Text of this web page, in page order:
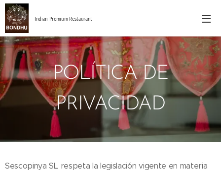
Indian Premium Restaurant
POLÍTICA DE
PRIVACIDAD
Sescopinya SL respeta la legislación vigente en materia